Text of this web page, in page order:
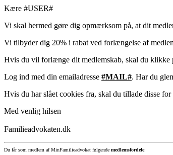
Kære #USER#
Vi skal hermed gøre dig opmærksom på, at dit
Vi tilbyder dig 20% i rabat ved forlængelse af
Hvis du vil forlænge dit medlemskab, skal du klikke
Log ind med din emailadresse #MAIL#. Har du
Hvis du har slået cookies fra, skal du tillade disse
Med venlig hilsen
Familieadvokaten.dk
Du får som medlem af MinFamilieadvokat følgende medlemsfordele: